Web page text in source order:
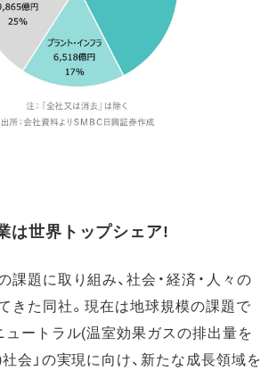
は世界トップシェア!
課題に取り組み、社会・経済・人々の
きた同社。現在は地球規模の課題で
ュートラル(温室効果ガスの排出量を
会」の実現に向け、新たな成長領域を